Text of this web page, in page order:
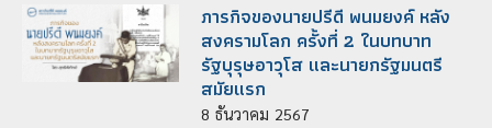
ภารกิจของนายปรีดี พนมยงค์ หลัง
สงครามโลก ครั้งที่ 2 ในบทบาท
รัฐบุรุษอาวุโส และนายกรัฐมนตรี
สมัยแรก
8 ธันวาคม 2567